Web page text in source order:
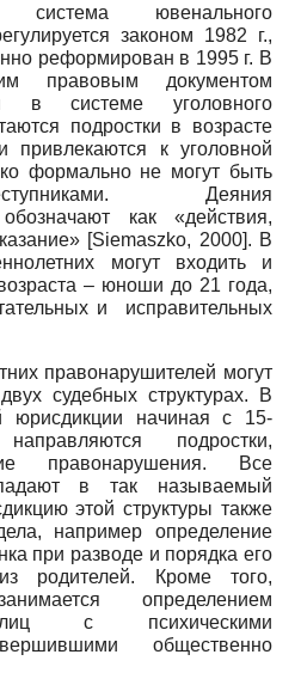
система ювенального
законом 1982 г.,
реформирован в 1995 г. В
правовым документом
в системе уголовного
подростки в возрасте
к уголовной
формально не могут быть
Деяния
как «действия,
[Siemaszko, 2000]. В
могут входить и
– юноши до 21 года,
и исправительных
правонарушителей могут
судебных структурах. В
юрисдикции начиная с 15-
подростки,
правонарушения. Все
в так называемый
этой структуры также
например определение
при разводе и порядка его
родителей. Кроме того,
определением
лиц с психическими
общественно